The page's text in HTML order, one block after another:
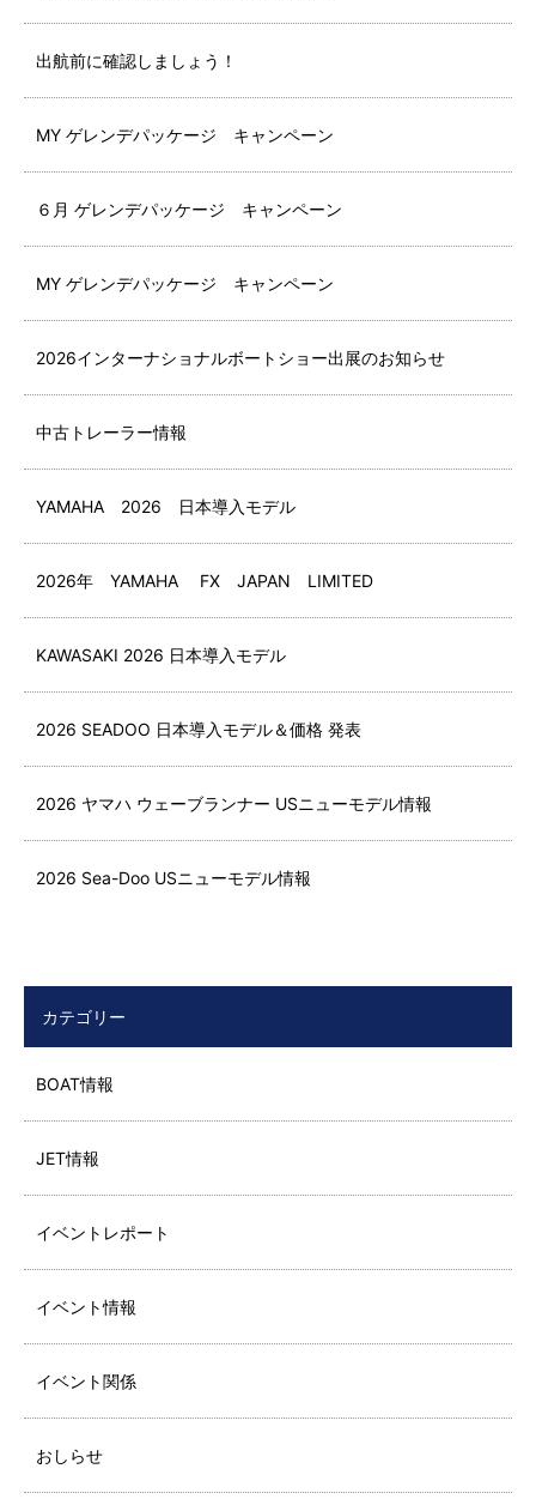
出航前に確認しましょう！
MY ゲレンデパッケージ キャンペーン
６月 ゲレンデパッケージ キャンペーン
MY ゲレンデパッケージ キャンペーン
2026インターナショナルボートショー出展のお知らせ
中古トレーラー情報
YAMAHA 2026 日本導入モデル
2026年 YAMAHA FX JAPAN LIMITED
KAWASAKI 2026 日本導入モデル
2026 SEADOO 日本導入モデル＆価格 発表
2026 ヤマハ ウェーブランナー USニューモデル情報
2026 Sea-Doo USニューモデル情報
カテゴリー
BOAT情報
JET情報
イベントレポート
イベント情報
イベント関係
おしらせ